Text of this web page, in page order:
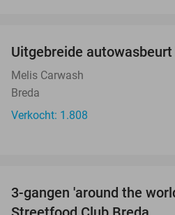
Uitgebreide
Melis Carwash
Breda
Verkocht: 1.808
3-gangen 'around the